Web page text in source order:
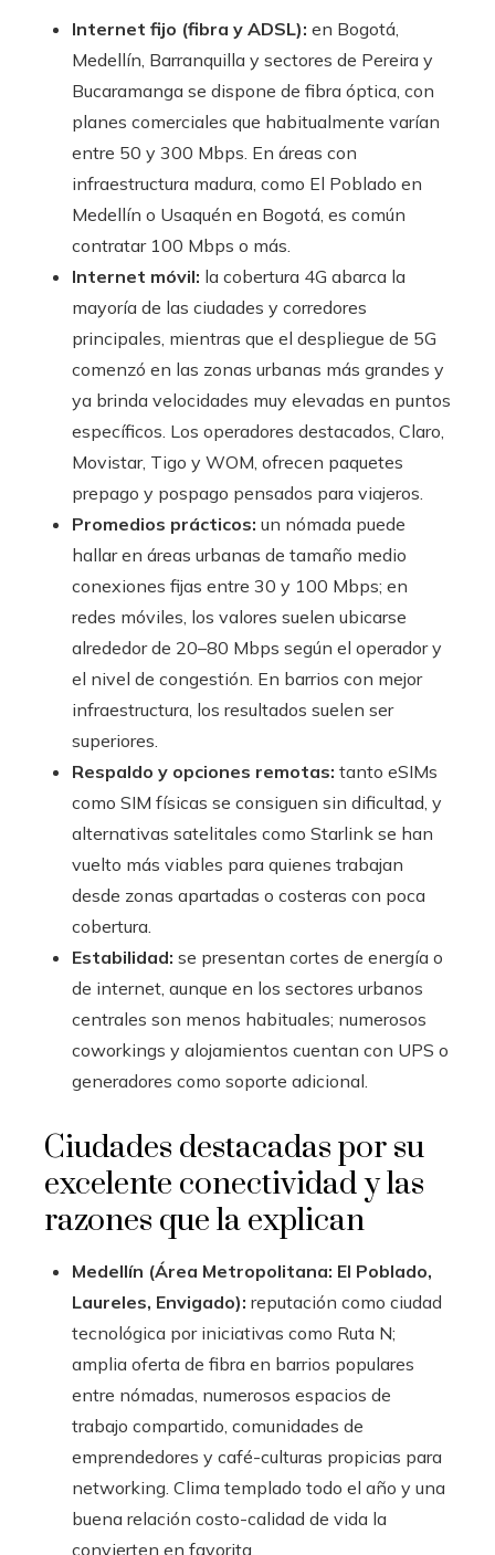
Internet fijo (fibra y ADSL): en Bogotá,
Medellín, Barranquilla y sectores de Pereira y
Bucaramanga se dispone de fibra óptica, con
planes comerciales que habitualmente varían
entre 50 y 300 Mbps. En áreas con
infraestructura madura, como El Poblado en
Medellín o Usaquén en Bogotá, es común
contratar 100 Mbps o más.
Internet móvil: la cobertura 4G abarca la
mayoría de las ciudades y corredores
principales, mientras que el despliegue de 5G
comenzó en las zonas urbanas más grandes y
ya brinda velocidades muy elevadas en puntos
específicos. Los operadores destacados, Claro,
Movistar, Tigo y WOM, ofrecen paquetes
prepago y pospago pensados para viajeros.
Promedios prácticos: un nómada puede
hallar en áreas urbanas de tamaño medio
conexiones fijas entre 30 y 100 Mbps; en
redes móviles, los valores suelen ubicarse
alrededor de 20–80 Mbps según el operador y
el nivel de congestión. En barrios con mejor
infraestructura, los resultados suelen ser
superiores.
Respaldo y opciones remotas: tanto eSIMs
como SIM físicas se consiguen sin dificultad, y
alternativas satelitales como Starlink se han
vuelto más viables para quienes trabajan
desde zonas apartadas o costeras con poca
cobertura.
Estabilidad: se presentan cortes de energía o
de internet, aunque en los sectores urbanos
centrales son menos habituales; numerosos
coworkings y alojamientos cuentan con UPS o
generadores como soporte adicional.
Ciudades destacadas por su
excelente conectividad y las
razones que la explican
Medellín (Área Metropolitana: El Poblado,
Laureles, Envigado): reputación como ciudad
tecnológica por iniciativas como Ruta N;
amplia oferta de fibra en barrios populares
entre nómadas, numerosos espacios de
trabajo compartido, comunidades de
emprendedores y café-culturas propicias para
networking. Clima templado todo el año y una
buena relación costo-calidad de vida la
convierten en favorita.